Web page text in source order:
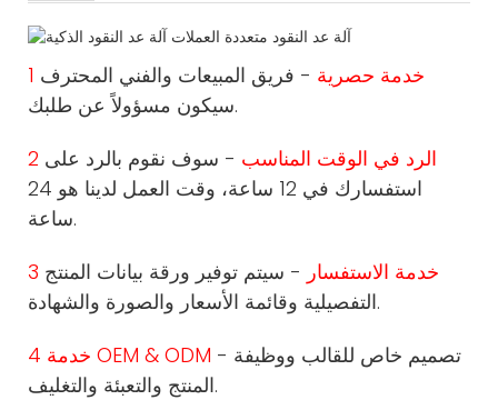
1 خدمة حصرية - فريق المبيعات والفني المحترف
سيكون مسؤولاً عن طلبك.
2 الرد في الوقت المناسب - سوف نقوم بالرد على
استفسارك في 12 ساعة، وقت العمل لدينا هو 24
ساعة.
3 خدمة الاستفسار - سيتم توفير ورقة بيانات المنتج
التفصيلية وقائمة الأسعار والصورة والشهادة.
4 خدمة OEM & ODM - تصميم خاص للقالب ووظيفة
المنتج والتعبئة والتغليف.